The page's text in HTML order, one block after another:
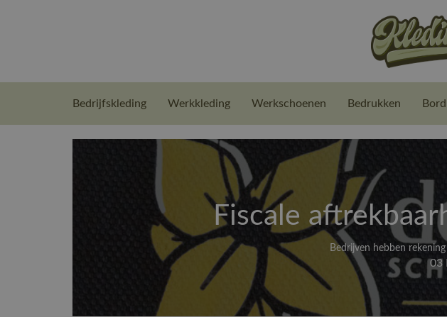
Bedrijfskleding Werkkleding Werkschoenen Bedrukken
Fiscale
Bedrijven hebben
03